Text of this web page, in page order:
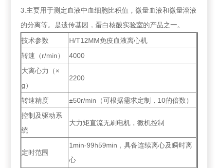
3.主要用于测定血液中血细胞比积值，微量血液和微量溶液
的分离等。是遗传基因，蛋白核酸实验室的产品之一。
技术参数
H/T12MM免疫血液离心机
转速（r/min）
4000
大离心力（×
g）
2200
转速精度
±50r/min（可根据需求定制，10的倍数）
控制及驱动系
统
大力矩直流无刷电机，微机控制
定时范围
1min-99h59min，具备连续离心及瞬时离
心